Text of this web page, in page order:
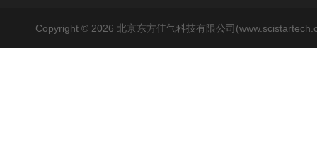
Copyright © 2026 北京东方佳气科技有限公司